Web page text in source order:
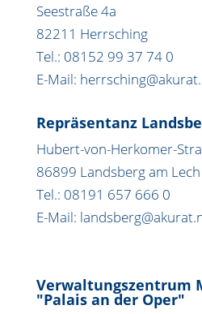
Seestraße 4a
82211 Herrsching
Tel.: 08152 99 37 74 0
E-Mail:
Repräsentanz
Hubert-von-Herkomer-
86899 Landsberg am Lech
Tel.: 08191 657 666 0
E-Mail:
Verwaltungszentrum
"Palais an der Oper"